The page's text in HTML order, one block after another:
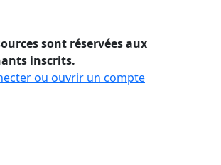
sont réservées aux
inscrits.
ou ouvrir un compte